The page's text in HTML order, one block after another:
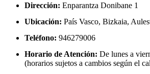
Dirección: Enparantza Donibane 1
Ubicación: País Vasco, Bizkaia,
Teléfono: 946279006
Horario de Atención: De lunes a
(horarios sujetos a cambios según el